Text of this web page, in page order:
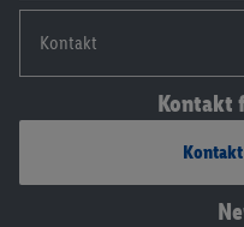
Kontakt
Kontakt